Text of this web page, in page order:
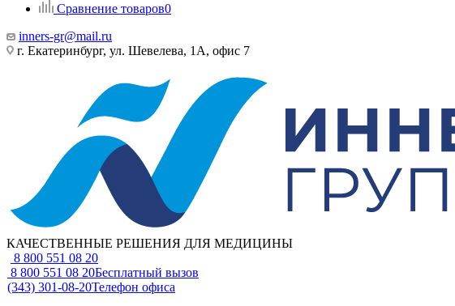
Сравнение товаров0
inners-gr@mail.ru
г. Екатеринбург, ул. Шевелева, 1А, офис 7
КАЧЕСТВЕННЫЕ РЕШЕНИЯ ДЛЯ МЕДИЦИНЫ
8 800 551 08 20
8 800 551 08 20Бесплатный вызов
(343) 301-08-20Телефон офиса